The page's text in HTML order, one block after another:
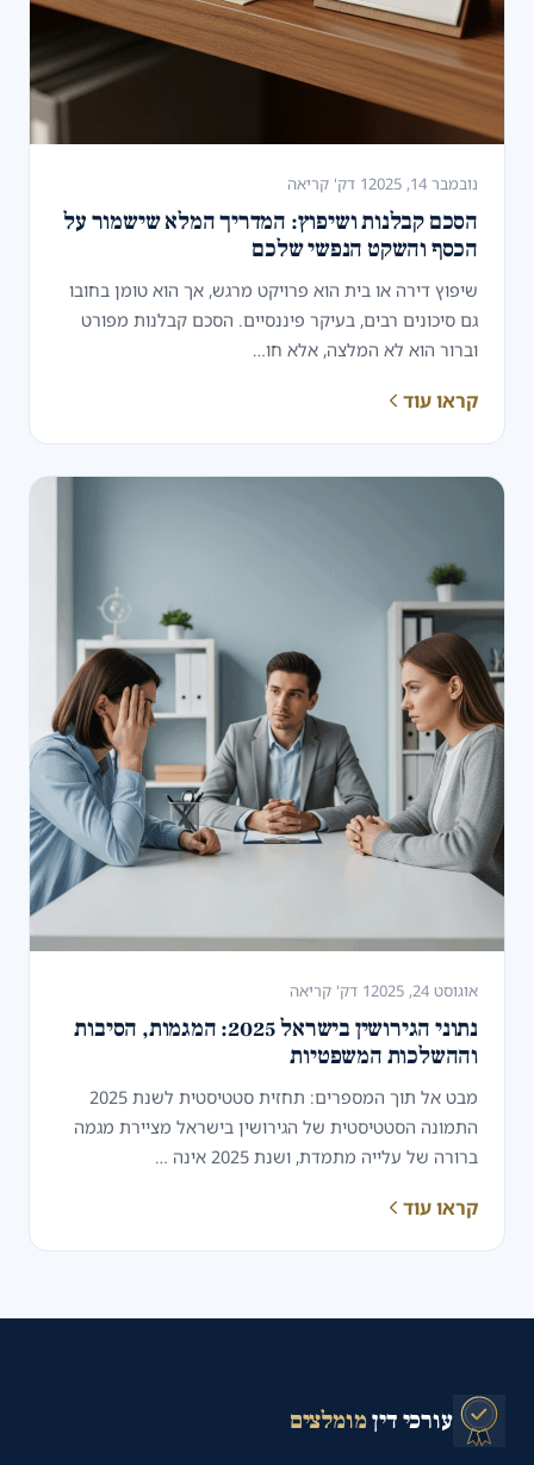
נובמבר 14, 2025 1 דק' קריאה
הסכם קבלנות ושיפוץ: המדריך המלא שישמור על
הכסף והשקט הנפשי שלכם
שיפוץ דירה או בית הוא פרויקט מרגש, אך הוא טומן בחובו
גם סיכונים רבים, בעיקר פיננסיים. הסכם קבלנות מפורט
וברור הוא לא המלצה, אלא חו…
קראו עוד
אוגוסט 24, 2025 1 דק' קריאה
נתוני הגירושין בישראל 2025: המגמות, הסיבות
וההשלכות המשפטיות
מבט אל תוך המספרים: תחזית סטטיסטית לשנת 2025
התמונה הסטטיסטית של הגירושין בישראל מציירת מגמה
ברורה של עלייה מתמדת, ושנת 2025 אינה …
קראו עוד
עורכי דיןמומלצים